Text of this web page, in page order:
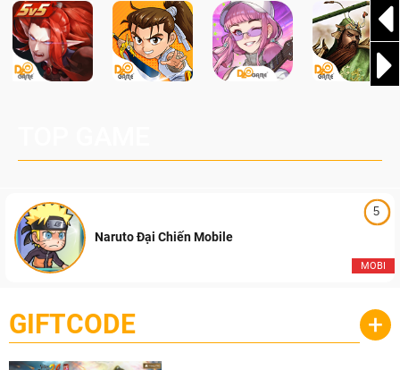
5
MOBI
Naruto Đại Chiến Mobile
GIFTCODE +